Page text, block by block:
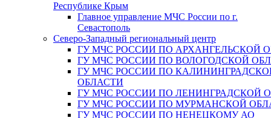
Республике Крым
Главное управление МЧС России по г.
Севастополь
Северо-Западный региональный центр
ГУ МЧС РОССИИ ПО АРХАНГЕЛЬСКОЙ
ГУ МЧС РОССИИ ПО ВОЛОГОДСКОЙ
ГУ МЧС РОССИИ ПО
ОБЛАСТИ
ГУ МЧС РОССИИ ПО ЛЕНИНГРАДСКОЙ
ГУ МЧС РОССИИ ПО МУРМАНСКОЙ
ГУ МЧС РОССИИ ПО НЕНЕЦКОМУ АО